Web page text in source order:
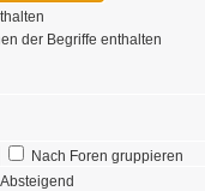
der Begriffe enthalten
Nach Foren gruppieren
Absteigend